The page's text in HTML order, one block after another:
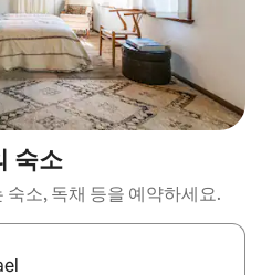
숙소
소, 독채 등을 예약하세요.
표 키를 사용하거나 터치 또는 스와이